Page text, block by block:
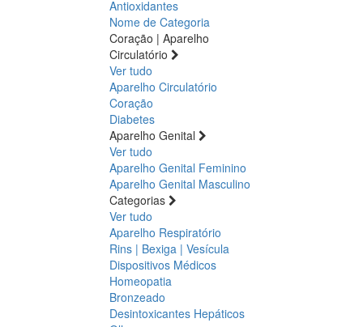
Antioxidantes
Nome de Categoria
Coração | Aparelho
Circulatório
Ver tudo
Aparelho Circulatório
Coração
Diabetes
Aparelho Genital
Ver tudo
Aparelho Genital Feminino
Aparelho Genital Masculino
Categorias
Ver tudo
Aparelho Respiratório
Rins | Bexiga | Vesícula
Dispositivos Médicos
Homeopatia
Bronzeado
Desintoxicantes Hepáticos